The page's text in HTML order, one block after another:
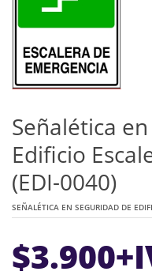
Señalética
Edificio
(EDI-0040)
SEÑALÉTICA EN SEGURIDAD DE
$3.900